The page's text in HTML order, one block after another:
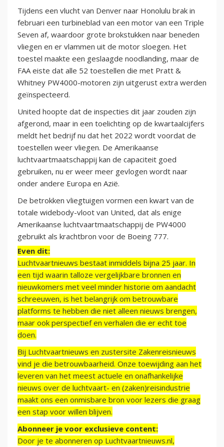
Tijdens een vlucht van Denver naar Honolulu brak in
februari een turbineblad van een motor van een Triple
Seven af, waardoor grote brokstukken naar beneden
vliegen en er vlammen uit de motor sloegen. Het
toestel maakte een geslaagde noodlanding, maar de
FAA eiste dat alle 52 toestellen die met Pratt &
Whitney PW4000-motoren zijn uitgerust extra werden
geïnspecteerd.
United hoopte dat de inspecties dit jaar zouden zijn
afgerond, maar in een toelichting op de kwartaalcijfers
meldt het bedrijf nu dat het 2022 wordt voordat de
toestellen weer vliegen. De Amerikaanse
luchtvaartmaatschappij kan de capaciteit goed
gebruiken, nu er weer meer gevlogen wordt naar
onder andere Europa en Azië.
De betrokken vliegtuigen vormen een kwart van de
totale widebody-vloot van United, dat als enige
Amerikaanse luchtvaartmaatschappij de PW4000
gebruikt als krachtbron voor de Boeing 777.
Even dit:
Luchtvaartnieuws bestaat inmiddels bijna 25 jaar. In
een tijd waarin talloze vergelijkbare bronnen en
nieuwkomers met veel minder historie om aandacht
schreeuwen, is het belangrijk om betrouwbare
platforms te hebben die niet alleen nieuws brengen,
maar ook perspectief en verhalen die er echt toe
doen.
Bij Luchtvaartnieuws en zustersite Zakenreisnieuws
vind je die betrouwbaarheid. Onze toewijding aan het
leveren van het meest actuele en onafhankelijke
nieuws over de luchtvaart- en (zaken)reisindustrie
maakt ons een onmisbare bron voor lezers die graag
een stap voor willen blijven.
Abonneer je voor exclusieve content:
Door je te abonneren op Luchtvaartnieuws.nl,